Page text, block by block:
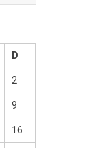
D
2
9
16